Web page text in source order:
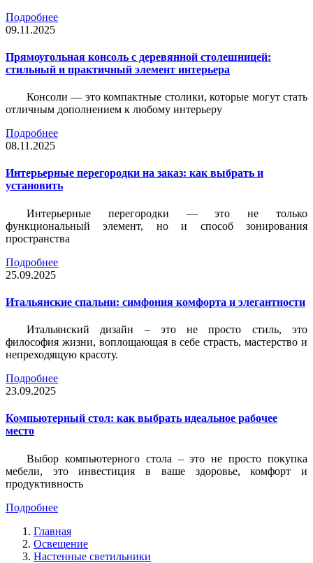
Подробнее
09.11.2025
Прямоугольная консоль с деревянной столешницей:
стильный и практичный элемент интерьера
Консоли — это компактные столики, которые могут стать
отличным дополнением к любому интерьеру
Подробнее
08.11.2025
Интерьерные перегородки на заказ: как выбрать и
установить
Интерьерные перегородки — это не только
функциональный элемент, но и способ зонирования
пространства
Подробнее
25.09.2025
Итальянские спальни: симфония комфорта и элегантности
Итальянский дизайн – это не просто стиль, это
философия жизни, воплощающая в себе страсть, мастерство и
непреходящую красоту.
Подробнее
23.09.2025
Компьютерный стол: как выбрать идеальное рабочее
место
Выбор компьютерного стола – это не просто покупка
мебели, это инвестиция в ваше здоровье, комфорт и
продуктивность
Подробнее
Главная
Освещение
Настенные светильники